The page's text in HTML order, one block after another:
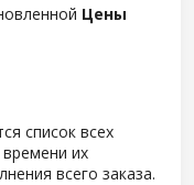
Цены
список всех
их
всего заказа.